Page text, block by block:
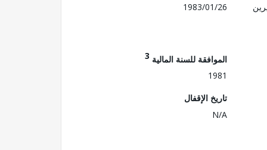
1983/01/26
الموافقة للسنة المالية 3
1981
تاريخ الإقفال
N/A